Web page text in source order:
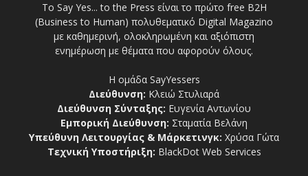
Το Say Yes... to the Press είναι το πρώτο free Β2Η
(Business to Human) πολυθεματικό Digital Magazino
με καθημερινή, ολοκληρωμένη και αξιόπιστη
ενημέρωση με θέματα που αφορούν όλους.
Η ομάδα SayYessers
Διεύθυνση: Κλειώ Στυλιαρά
Διεύθυνση Σύνταξης: Ευγενία Αντωνίου
Εμπορική Διεύθυνση: Σταματία Βελάνη
Υπεύθυνη Λειτουργίας & Μάρκετινγκ: Χρύσα Γώτα
Τεχνική Υποστήριξη: BlackDot Web Services